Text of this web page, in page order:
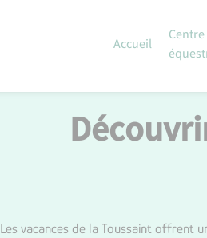
Accueil
Centre
Les vacances de la Toussaint offrent